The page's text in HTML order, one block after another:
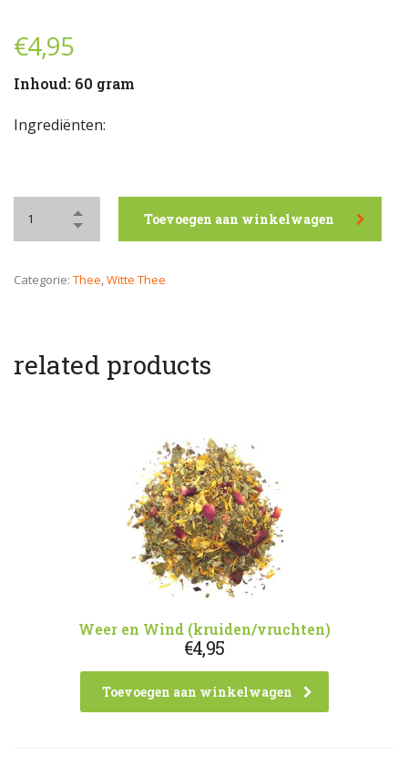
€4,95
Inhoud: 60 gram
Ingrediënten:
Toevoegen aan winkelwagen
Categorie: Thee,Witte Thee
related products
Weer en Wind (kruiden/vruchten)
€4,95
Toevoegen aan winkelwagen